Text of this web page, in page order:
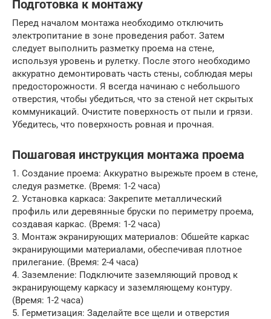
Подготовка к монтажу
Перед началом монтажа необходимо отключить
электропитание в зоне проведения работ. Затем
следует выполнить разметку проема на стене,
используя уровень и рулетку. После этого необходимо
аккуратно демонтировать часть стены, соблюдая меры
предосторожности. Я всегда начинаю с небольшого
отверстия, чтобы убедиться, что за стеной нет скрытых
коммуникаций. Очистите поверхность от пыли и грязи.
Убедитесь, что поверхность ровная и прочная.
Пошаговая инструкция монтажа проема
1. Создание проема: Аккуратно вырежьте проем в стене,
следуя разметке. (Время: 1-2 часа)
2. Установка каркаса: Закрепите металлический
профиль или деревянные бруски по периметру проема,
создавая каркас. (Время: 1-2 часа)
3. Монтаж экранирующих материалов: Обшейте каркас
экранирующими материалами, обеспечивая плотное
прилегание. (Время: 2-4 часа)
4. Заземление: Подключите заземляющий провод к
экранирующему каркасу и заземляющему контуру.
(Время: 1-2 часа)
5. Герметизация: Заделайте все щели и отверстия